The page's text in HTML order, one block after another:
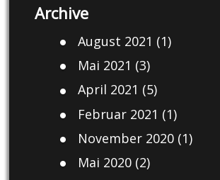
Archive
August 2021 (1)
Mai 2021 (3)
April 2021 (5)
Februar 2021 (1)
November 2020(1)
Mai 2020(2)